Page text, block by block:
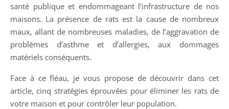
santé publique et endommageant l’infrastructure de nos
maisons. La présence de rats est la cause de nombreux
maux, allant de nombreuses maladies, de l’aggravation de
problèmes d’asthme et d’allergies, aux dommages
matériels conséquents.
Face à ce fléau, je vous propose de découvrir dans cet
article, cinq stratégies éprouvées pour éliminer les rats de
votre maison et pour contrôler leur population.